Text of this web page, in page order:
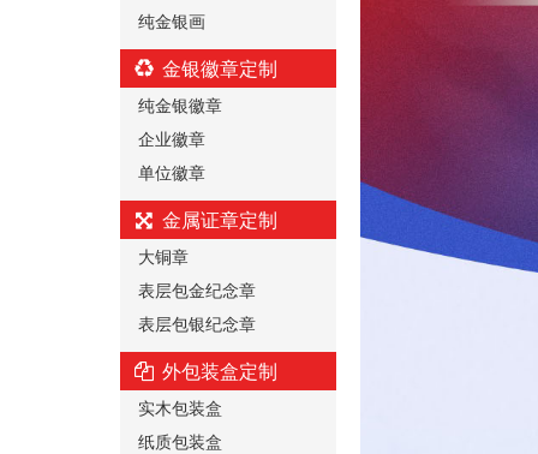
纯金银画
金银徽章定制
纯金银徽章
企业徽章
单位徽章
金属证章定制
大铜章
表层包金纪念章
表层包银纪念章
外包装盒定制
实木包装盒
纸质包装盒